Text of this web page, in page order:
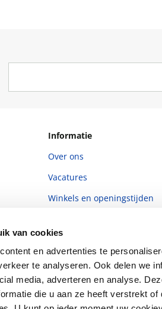
van cookies
en advertenties te
te analyseren. Ook delen we
media, adverteren en analyse.
die u aan ze heeft verstrekt
Informatie
Over ons
Vacatures
Winkels en openingstijden
Ondernemer worden
Vulnerability Disclosure